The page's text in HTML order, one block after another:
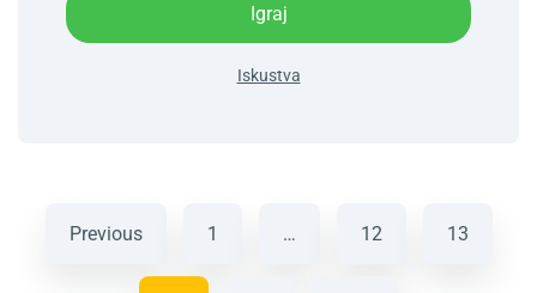
Igraj
Iskustva
Previous 1 … 12 13